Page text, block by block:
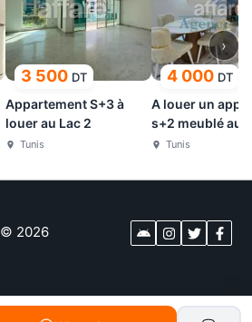
3 500 DT
Appartement S+3 à
louer au Lac 2
Tunis
4 000 DT
A louer un
s+2 meublé au
Tunis
›
© 2026